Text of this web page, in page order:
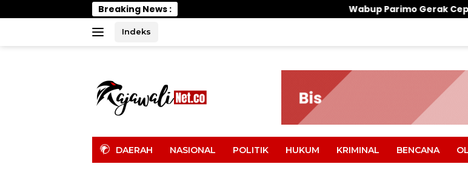
ke
Breaking News : Wabup Parimo Gerak Cepat, Tangani Banjir di
Indeks
DAERAH NASIONAL POLITIK HUKUM KRIMINAL BENCANA